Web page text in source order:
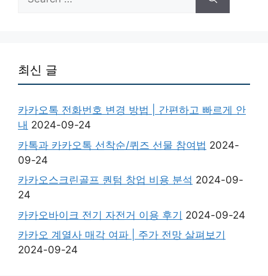
for:
최신 글
카카오톡 전화번호 변경 방법 | 간편하고 빠르게 안
내 2024-09-24
카톡과 카카오톡 선착순/퀴즈 선물 참여법 2024-
09-24
카카오스크린골프 퀀텀 창업 비용 분석 2024-09-
24
카카오바이크 전기 자전거 이용 후기 2024-09-24
카카오 계열사 매각 여파 | 주가 전망 살펴보기
2024-09-24